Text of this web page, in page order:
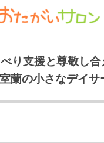
べり支援と尊敬し
蘭の小さなデイサ
サロン